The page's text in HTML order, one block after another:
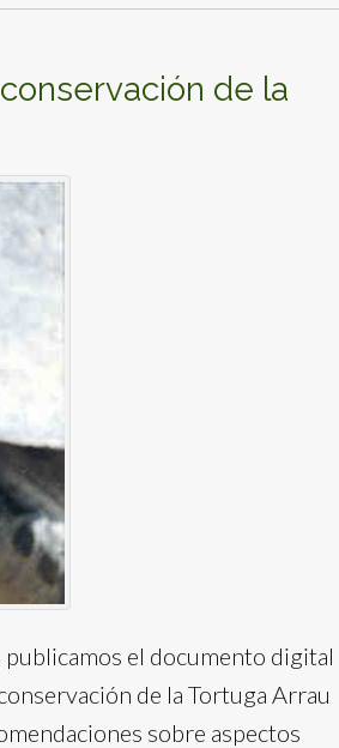
de la
el documento digital
de la Tortuga Arrau
sobre aspectos